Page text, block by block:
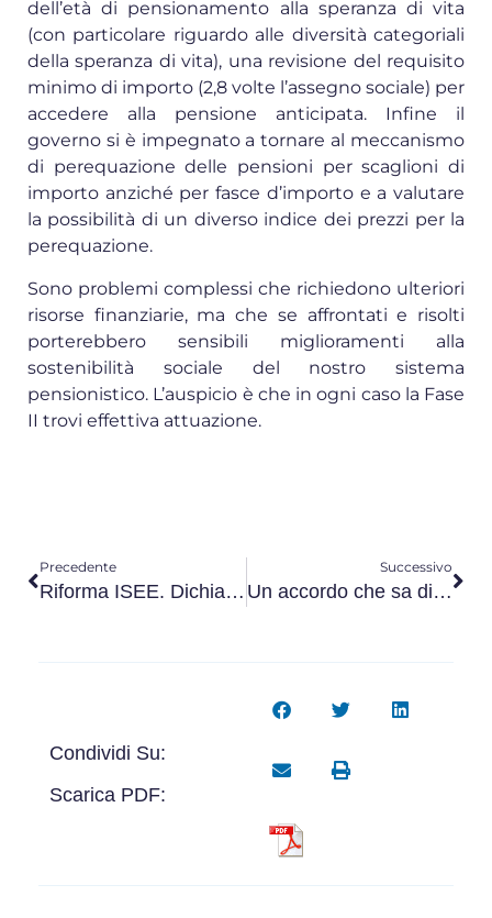
dell’età di pensionamento alla speranza di vita
(con particolare riguardo alle diversità categoriali
della speranza di vita), una revisione del requisito
minimo di importo (2,8 volte l’assegno sociale) per
accedere alla pensione anticipata. Infine il
governo si è impegnato a tornare al meccanismo
di perequazione delle pensioni per scaglioni di
importo anziché per fasce d’importo e a valutare
la possibilità di un diverso indice dei prezzi per la
perequazione.
Sono problemi complessi che richiedono ulteriori
risorse finanziarie, ma che se affrontati e risolti
porterebbero sensibili miglioramenti alla
sostenibilità sociale del nostro sistema
pensionistico. L’auspicio è che in ogni caso la Fase
II trovi effettiva attuazione.
Precedente
Riforma ISEE. Dichiarazioni più veritiere, maggiore equità
Successivo
Un accordo che sa di svolta
Condividi Su:
Scarica PDF: